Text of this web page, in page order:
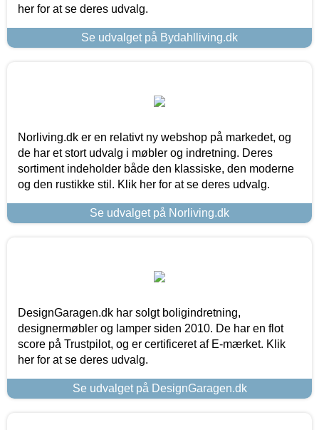
her for at se deres udvalg.
Se udvalget på Bydahlliving.dk
Norliving.dk er en relativt ny webshop på markedet, og
de har et stort udvalg i møbler og indretning. Deres
sortiment indeholder både den klassiske, den moderne
og den rustikke stil. Klik her for at se deres udvalg.
Se udvalget på Norliving.dk
DesignGaragen.dk har solgt boligindretning,
designermøbler og lamper siden 2010. De har en flot
score på Trustpilot, og er certificeret af E-mærket. Klik
her for at se deres udvalg.
Se udvalget på DesignGaragen.dk